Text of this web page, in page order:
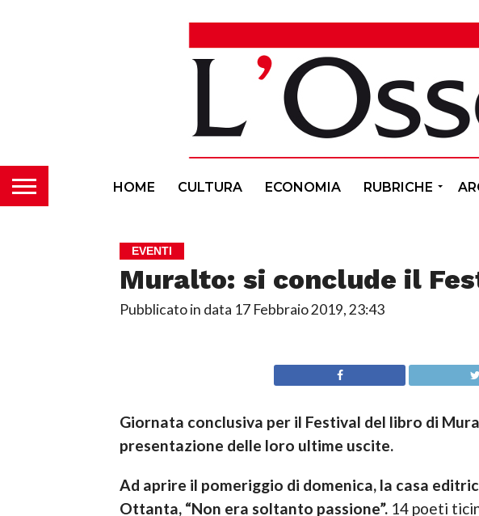
HOME CULTURA ECONOMIA RUBRICHE
EVENTI
Muralto: si conclude il
Pubblicato in data 17 Febbraio 2019, 23:43
Giornata conclusiva per il Festival del libro di
presentazione delle loro ultime uscite.
Ad aprire il pomeriggio di domenica, la casa
Ottanta, “Non era soltanto passione”. 14 poeti